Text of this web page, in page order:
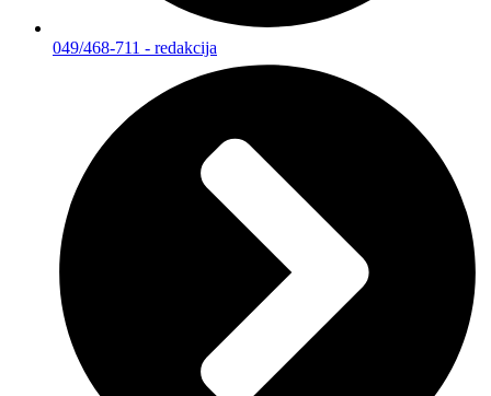
049/468-711 - redakcija